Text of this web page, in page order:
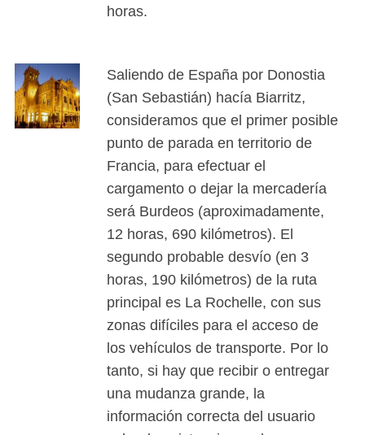
horas.
Saliendo de España por Donostia
(San Sebastián) hacía Biarritz,
consideramos que el primer posible
punto de parada en territorio de
Francia, para efectuar el
cargamento o dejar la mercadería
será Burdeos (aproximadamente,
12 horas, 690 kilómetros). El
segundo probable desvío (en 3
horas, 190 kilómetros) de la ruta
principal es La Rochelle, con sus
zonas difíciles para el acceso de
los vehículos de transporte. Por lo
tanto, si hay que recibir o entregar
una mudanza grande, la
información correcta del usuario